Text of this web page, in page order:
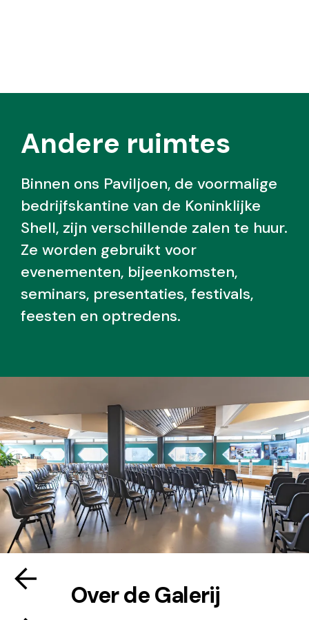
Andere ruimtes
Binnen ons Paviljoen, de voormalige
bedrijfskantine van de Koninklijke
Shell, zijn verschillende zalen te huur.
Ze worden gebruikt voor
evenementen, bijeenkomsten,
seminars, presentaties, festivals,
feesten en optredens.
Over de Galerij